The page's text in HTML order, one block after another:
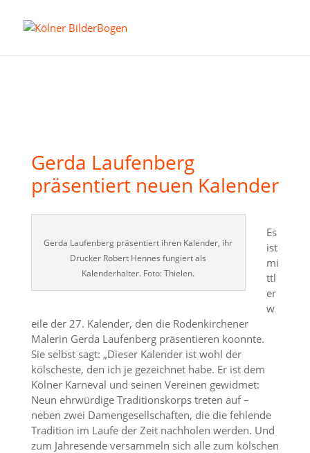
Gerda Laufenberg
präsentiert neuen Kalender
Gerda Laufenberg präsentiert ihren Kalender, ihr
Drucker Robert Hennes fungiert als
Kalenderhalter. Foto: Thielen.
Es
ist
mi
ttl
er
w
eile der 27. Kalender, den die Rodenkirchener
Malerin Gerda Laufenberg präsentieren koonnte.
Sie selbst sagt: „Dieser Kalender ist wohl der
kölscheste, den ich je gezeichnet habe. Er ist dem
Kölner Karneval und seinen Vereinen gewidmet:
Neun ehrwürdige Traditionskorps treten auf –
neben zwei Damengesellschaften, die die fehlende
Tradition im Laufe der Zeit nachholen werden. Und
zum Jahresende versammeln sich alle zum kölschen